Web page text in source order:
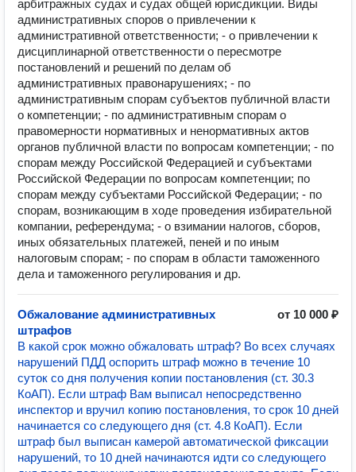
арбитражных судах и судах общей юрисдикции. Виды
административных споров о привлечении к
административной ответственности; - о привлечении к
дисциплинарной ответственности о пересмотре
постановлений и решений по делам об
административных правонарушениях; - по
административным спорам субъектов публичной власти
о компетенции; - по административным спорам о
правомерности нормативных и ненормативных актов
органов публичной власти по вопросам компетенции; - по
спорам между Российской Федерацией и субъектами
Российской Федерации по вопросам компетенции; по
спорам между субъектами Российской Федерации; - по
спорам, возникающим в ходе проведения избирательной
компании, референдума; - о взимании налогов, сборов,
иных обязательных платежей, пеней и по иным
налоговым спорам; - по спорам в области таможенного
дела и таможенного регулирования и др.
Обжалование административных
штрафов
от 10 000 ₽
В какой срок можно обжаловать штраф? Во всех случаях
нарушений ПДД оспорить штраф можно в течение 10
суток со дня получения копии постановления (ст. 30.3
КоАП). Если штраф Вам выписал непосредственно
инспектор и вручил копию постановления, то срок 10 дней
начинается со следующего дня (ст. 4.8 КоАП). Если
штраф был выписан камерой автоматической фиксации
нарушений, то 10 дней начинаются идти со следующего